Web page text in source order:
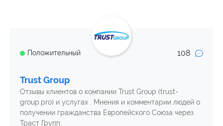
Положительный 108
Trust Group
Отзывы клиентов о компании Trust Group (trust-
group.pro) и услугах . Мнения и комментарии людей о
получении гражданства Европейского Союза через
Траст Групп.